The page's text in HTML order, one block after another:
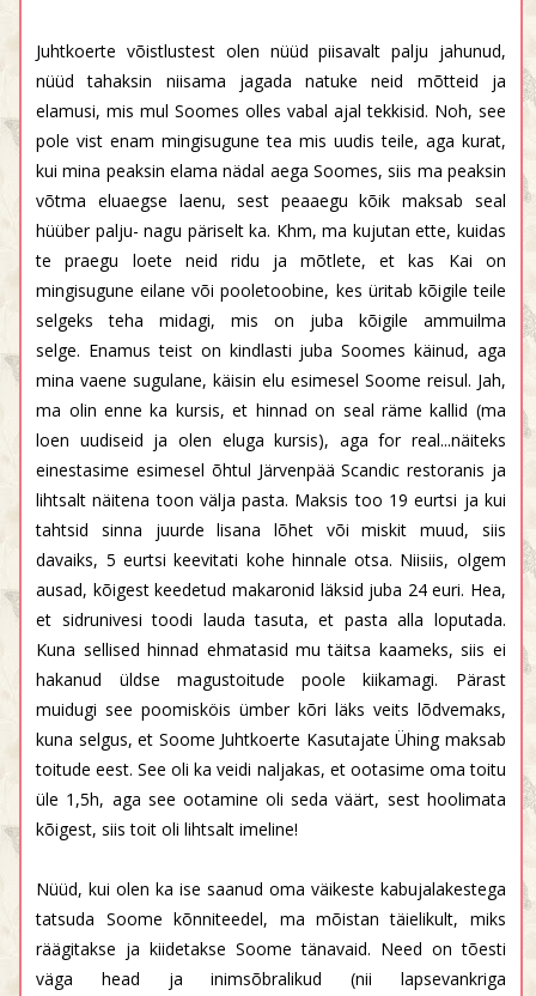
Juhtkoerte võistlustest olen nüüd piisavalt palju jahunud,
nüüd tahaksin niisama jagada natuke neid mõtteid ja
elamusi, mis mul Soomes olles vabal ajal tekkisid. Noh, see
pole vist enam mingisugune tea mis uudis teile, aga kurat,
kui mina peaksin elama nädal aega Soomes, siis ma peaksin
võtma eluaegse laenu, sest peaaegu kõik maksab seal
hüüber palju- nagu päriselt ka. Khm, ma kujutan ette, kuidas
te praegu loete neid ridu ja mõtlete, et kas Kai on
mingisugune eilane või pooletoobine, kes üritab kõigile teile
selgeks teha midagi, mis on juba kõigile ammuilma
selge. Enamus teist on kindlasti juba Soomes käinud, aga
mina vaene sugulane, käisin elu esimesel Soome reisul. Jah,
ma olin enne ka kursis, et hinnad on seal räme kallid (ma
loen uudiseid ja olen eluga kursis), aga for real...näiteks
einestasime esimesel õhtul Järvenpää Scandic restoranis ja
lihtsalt näitena toon välja pasta. Maksis too 19 eurtsi ja kui
tahtsid sinna juurde lisana lõhet või miskit muud, siis
davaiks, 5 eurtsi keevitati kohe hinnale otsa. Niisiis, olgem
ausad, kõigest keedetud makaronid läksid juba 24 euri. Hea,
et sidrunivesi toodi lauda tasuta, et pasta alla loputada.
Kuna sellised hinnad ehmatasid mu täitsa kaameks, siis ei
hakanud üldse magustoitude poole kiikamagi. Pärast
muidugi see poomisköis ümber kõri läks veits lõdvemaks,
kuna selgus, et Soome Juhtkoerte Kasutajate Ühing maksab
toitude eest. See oli ka veidi naljakas, et ootasime oma toitu
üle 1,5h, aga see ootamine oli seda väärt, sest hoolimata
kõigest, siis toit oli lihtsalt imeline!
Nüüd, kui olen ka ise saanud oma väikeste kabujalakestega
tatsuda Soome kõnniteedel, ma mõistan täielikult, miks
räägitakse ja kiidetakse Soome tänavaid. Need on tõesti
väga head ja inimsõbralikud (nii lapsevankriga